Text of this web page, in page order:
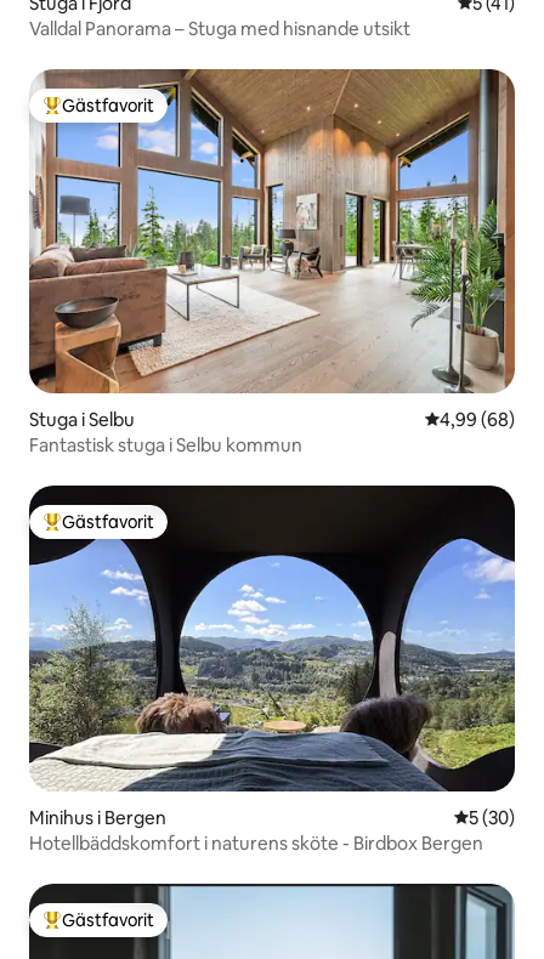
Valldal Panorama – Stuga med hisnande utsikt
Populär gästfavorit
Gästfavorit
Stuga i Selbu 4,99 av 5 i
4,99 (68)
Fantastisk stuga i Selbu kommun
Populär gästfavorit
Gästfavorit
Minihus i Bergen 5 av 5 i
5 (30)
Hotellbäddskomfort i naturens sköte - Birdbox Bergen
Populär gästfavorit
Gästfavorit